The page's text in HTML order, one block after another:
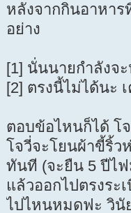
หลังจากกินอาหา
อย่าง
[1] นั่นนายกำลังจ
[2] ตรงนี้ไม่ได้นะ
ตอบข้อไหนก็ได้ โ
โจวี่จะโยนผ้าขี้ริ้ว
ทันที (จะยืน 5 ปีไ
แล้วออกไปตรงระ
ไปไหนหมดฟะ วินั